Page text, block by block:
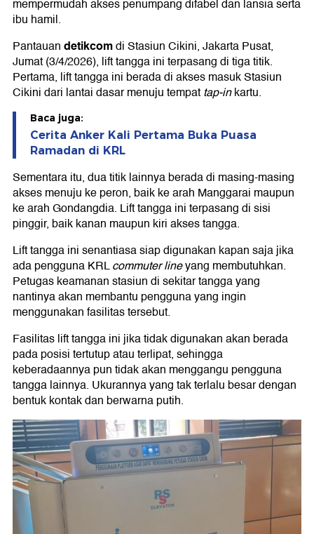
mempermudah akses penumpang difabel dan lansia serta
ibu hamil.
Pantauandetikcomdi Stasiun Cikini, Jakarta Pusat,
Jumat (3/4/2026), lift tangga ini terpasang di tiga titik.
Pertama, lift tangga ini berada di akses masuk Stasiun
Cikini dari lantai dasar menuju tempattap-inkartu.
Baca juga:
Cerita Anker Kali Pertama Buka Puasa
Ramadan di KRL
Sementara itu, dua titik lainnya berada di masing-masing
akses menuju ke peron, baik ke arah Manggarai maupun
ke arah Gondangdia. Lift tangga ini terpasang di sisi
pinggir, baik kanan maupun kiri akses tangga.
Lift tangga ini senantiasa siap digunakan kapan saja jika
ada pengguna KRLcommuter lineyang membutuhkan.
Petugas keamanan stasiun di sekitar tangga yang
nantinya akan membantu pengguna yang ingin
menggunakan fasilitas tersebut.
Fasilitas lift tangga ini jika tidak digunakan akan berada
pada posisi tertutup atau terlipat, sehingga
keberadaannya pun tidak akan menggangu pengguna
tangga lainnya. Ukurannya yang tak terlalu besar dengan
bentuk kontak dan berwarna putih.